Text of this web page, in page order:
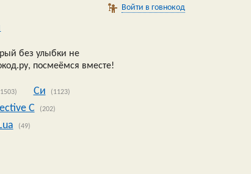
Войти в говнокод
без улыбки не
посмеёмся вместе!
Си (1123)
C (202)
(49)